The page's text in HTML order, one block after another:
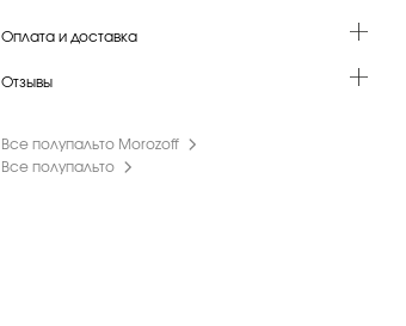
Оплата и доставка
Отзывы
Все полупальто Morozoff
Все полупальто